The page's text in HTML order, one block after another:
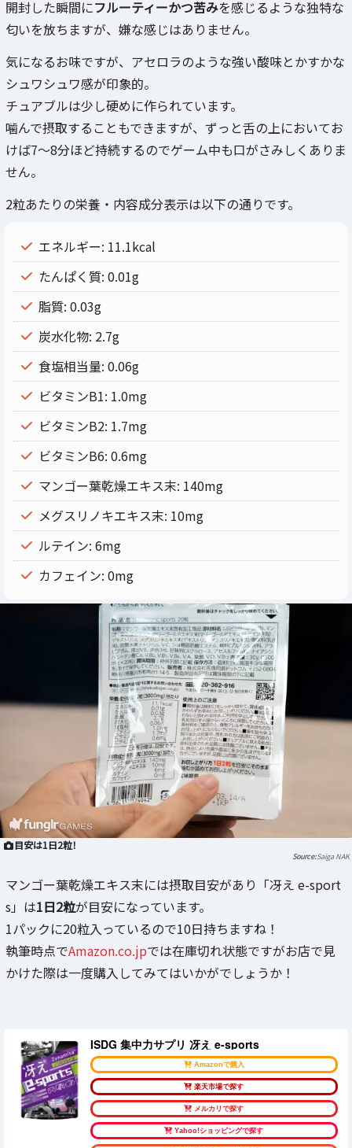
開封した瞬間にフルーティーかつ苦みを感じるような独特な
匂いを放ちますが、嫌な感じはありません。
気になるお味ですが、アセロラのような強い酸味とかすかな
シュワシュワ感が印象的。
チュアブルは少し硬めに作られています。
噛んで摂取することもできますが、ずっと舌の上においてお
けば7～8分ほど持続するのでゲーム中も口がさみしくありま
せん。
2粒あたりの栄養・内容成分表示は以下の通りです。
エネルギー: 11.1kcal
たんぱく質: 0.01g
脂質: 0.03g
炭水化物: 2.7g
食塩相当量: 0.06g
ビタミンB1: 1.0mg
ビタミンB2: 1.7mg
ビタミンB6: 0.6mg
マンゴー葉乾燥エキス末: 140mg
メグスリノキエキス末: 10mg
ルテイン: 6mg
カフェイン: 0mg
目安は1日2粒！
Saiga NAK
マンゴー葉乾燥エキス末には摂取目安があり「冴え e-sport
s」は1日2粒が目安になっています。
1パックに20粒入っているので10日持ちますね！
執筆時点でAmazon.co.jpでは在庫切れ状態ですがお店で見
かけた際は一度購入してみてはいかがでしょうか！
ISDG 集中力サプリ 冴え e-sports
Amazonで購入
楽天市場で探す
メルカリで探す
Yahoo!ショッピングで探す